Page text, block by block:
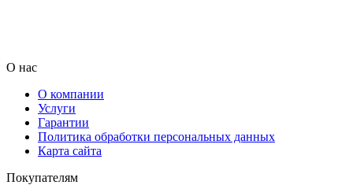
О нас
О компании
Услуги
Гарантии
Политика обработки персональных данных
Карта сайта
Покупателям